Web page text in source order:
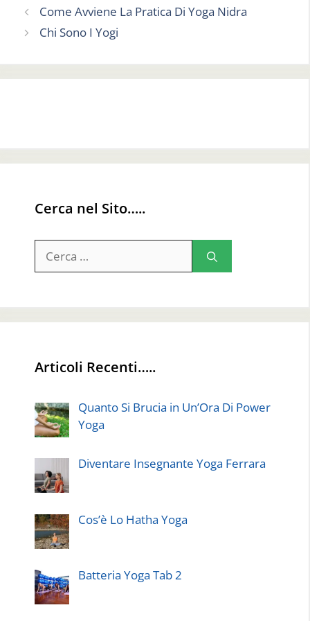
Come Avviene La Pratica Di Yoga Nidra
Chi Sono I Yogi
Cerca nel Sito…..
per:
Articoli Recenti…..
Quanto Si Brucia in Un’Ora Di Power
Yoga
Diventare Insegnante Yoga Ferrara
Cos’è Lo Hatha Yoga
Batteria Yoga Tab 2